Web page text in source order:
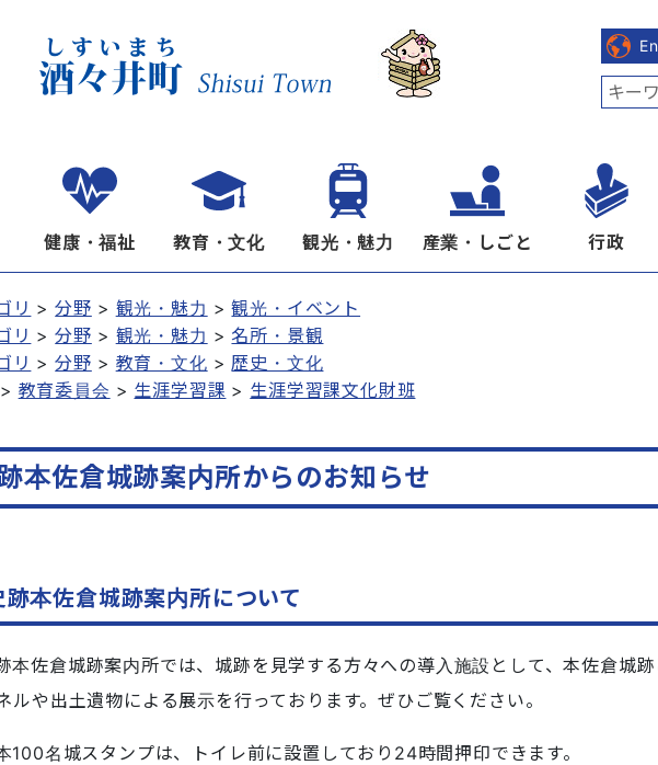
健康・福祉 教育・文化 観光・魅力 産業・しごと 行政
リ 分野 観光・魅力
観光・イベント
リ 分野 観光・魅力
名所・景観
リ 分野 教育・文化
歴史・文化
教育委員会 生涯学習課 生涯学習課文化財班
本佐倉城跡案内所からのお知らせ
跡本佐倉城跡案内所について
本佐倉城跡案内所では、城跡を見学する方々への導入施設として、本佐倉城
ルや出土遺物による展示を行っております。ぜひご覧ください。
100名城スタンプは、トイレ前に設置しており24時間押印できます。